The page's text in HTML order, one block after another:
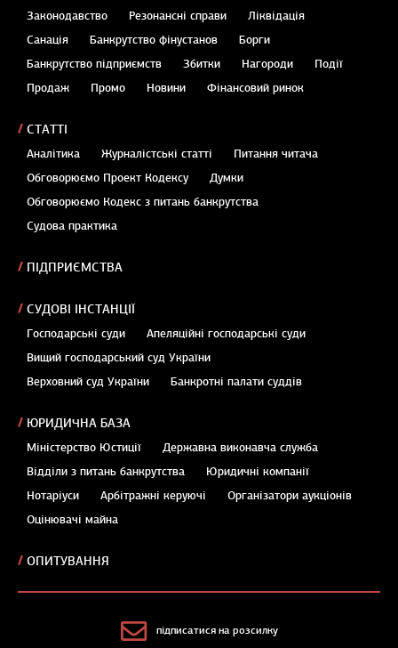
Законодавство Резонансні справи
Ліквідація
Санація
Банкрутство фінустанов
Борги
Банкрутство підприємств
Збитки Нагороди
Події
Продаж
Промо Новини Фінансовий ринок
СТАТТІ
Аналітика Журналістські статті
Питання читача
Обговорюємо Проект Кодексу
Думки
Обговорюємо Кодекс з питань банкрутства
Судова практика
ПІДПРИЄМСТВА
СУДОВІ ІНСТАНЦІЇ
Господарські суди
Апеляційні господарські суди
Вищий господарський суд України
Верховний суд України
Банкротні палати суддів
ЮРИДИЧНА БАЗА
Міністерство Юстиції
Державна виконавча служба
Відділи з питань банкрутства
Юридичні компанії
Нотаріуси
Арбітражні керуючі
Організатори аукціонів
Оцінювачі майна
ОПИТУВАННЯ
підписатися на розсилку